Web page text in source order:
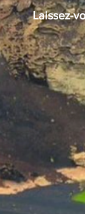
Laissez-